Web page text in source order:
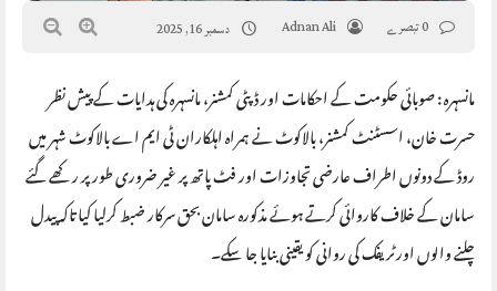
Adnan Ali دسمبر 16, 2025
مانسہرہ : صوبائی حکومت کے احکامات اور ڈپٹی کمشنر، مانسہرہ کی ہدایات کے پیش نظر
حسرت خان، اسسٹنٹ کمشنر، بالاکوٹ نے ہمراہ اہلکاران ٹی ایم اے بالاکوٹ شہر میں
روڈ کے دونوں اطراف عارضی تجاوزات اور فٹ پاتھ پر غیر ضروری طور پر رکھے گئے
سامان کے خلاف کاروائی کرتے ہوئے مذکورہ سامان بحق سرکار ضبط کرلیا کیا تاکہ پیدل
چلنے والوں اورٹریفک کی روانی کو یقینی بنایا جا سکے۔